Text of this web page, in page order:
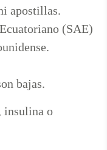
apostillas.
(SAE)
bajas.
insulina o